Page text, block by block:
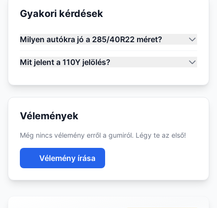
Gyakori kérdések
Milyen autókra jó a 285/40R22 méret?
Mit jelent a 110Y jelölés?
Vélemények
Még nincs vélemény erről a gumiról. Légy te az első!
Vélemény írása